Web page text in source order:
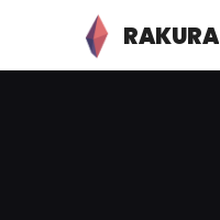
RAKURA